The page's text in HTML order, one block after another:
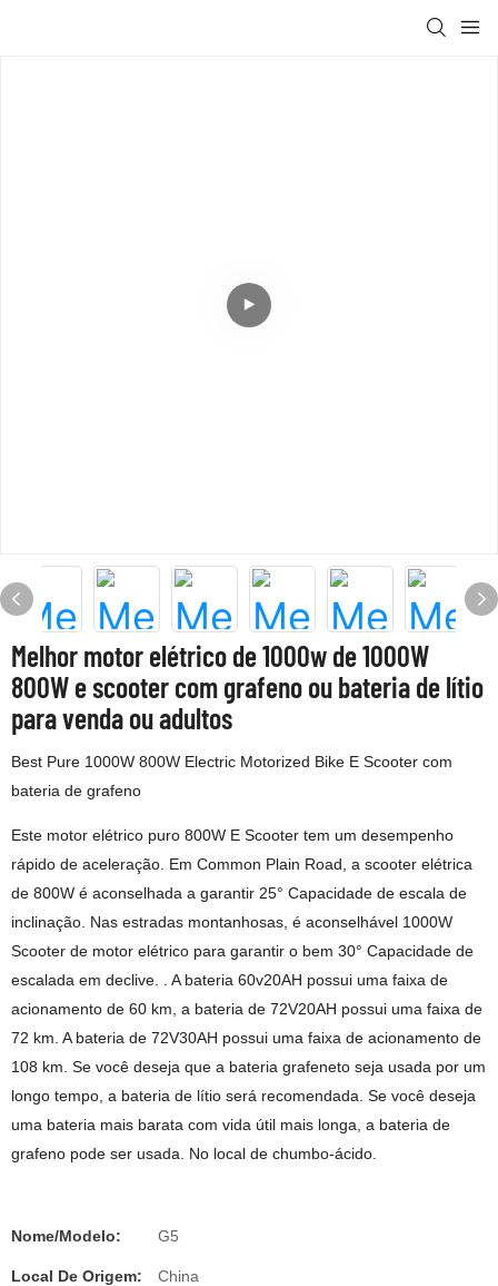
Melhor motor elétrico de 1000w de 1000W
800W e scooter com grafeno ou bateria de lítio
para venda ou adultos
Best Pure 1000W 800W Electric Motorized Bike E Scooter com
bateria de grafeno
Este motor elétrico puro 800W E Scooter tem um desempenho
rápido de aceleração. Em Common Plain Road, a scooter elétrica
de 800W é aconselhada a garantir 25° Capacidade de escala de
inclinação. Nas estradas montanhosas, é aconselhável 1000W
Scooter de motor elétrico para garantir o bem 30° Capacidade de
escalada em declive. . A bateria 60v20AH possui uma faixa de
acionamento de 60 km, a bateria de 72V20AH possui uma faixa de
72 km. A bateria de 72V30AH possui uma faixa de acionamento de
108 km. Se você deseja que a bateria grafeneto seja usada por um
longo tempo, a bateria de lítio será recomendada. Se você deseja
uma bateria mais barata com vida útil mais longa, a bateria de
grafeno pode ser usada. No local de chumbo-ácido.
Nome/Modelo: G5
Local De Origem: China